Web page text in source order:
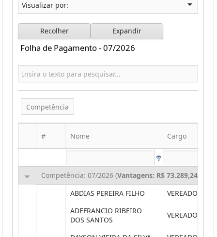
Recolher Expandir
Folha de Pagamento - 07/2026
Competência
# Nome Cargo
Competência: 07/2026 (Vantagens: R$ 73.289,24
ABDIAS PEREIRA FILHO
VEREADOR
ADEFRANCIO RIBEIRO
DOS SANTOS
VEREADOR